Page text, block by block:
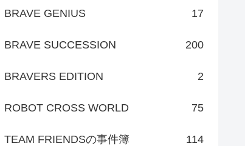
BRAVE GENIUS 17
BRAVE SUCCESSION 200
BRAVERS EDITION 2
ROBOT CROSS WORLD 75
TEAM FRIENDSの事件簿 114